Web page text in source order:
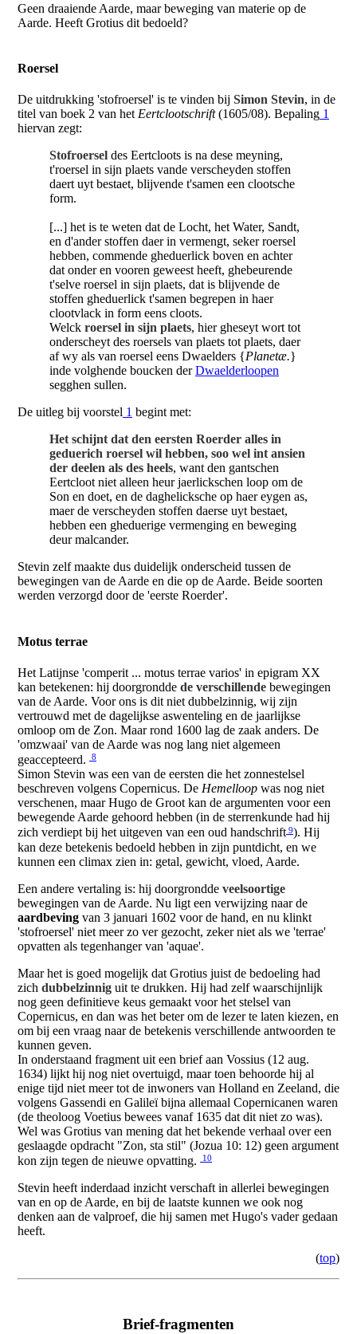
Geen draaiende Aarde, maar beweging van materie op de
Aarde. Heeft Grotius dit bedoeld?
Roersel
De uitdrukking 'stofroersel' is te vinden bij Simon Stevin, in de
titel van boek 2 van het Eertclootschrift(1605/08). Bepaling 1
hiervan zegt:
Stofroersel des Eertcloots is na dese meyning,
t'roersel in sijn plaets vande verscheyden stoffen
daert uyt bestaet, blijvende t'samen een clootsche
form.
[...] het is te weten dat de Locht, het Water, Sandt,
en d'ander stoffen daer in vermengt, seker roersel
hebben, commende gheduerlick boven en achter
dat onder en vooren geweest heeft, ghebeurende
t'selve roersel in sijn plaets, dat is blijvende de
stoffen gheduerlick t'samen begrepen in haer
clootvlack in form eens cloots.
Welck roersel in sijn plaets, hier gheseyt wort tot
onderscheyt des roersels van plaets tot plaets, daer
af wy als van roersel eens Dwaelders {Planetæ.}
inde volghende boucken derDwaelderloopen
segghen sullen.
De uitleg bij voorstel 1 begint met:
Het schijnt dat den eersten Roerder alles in
geduerich roersel wil hebben, soo wel int ansien
der deelen als des heels, want den gantschen
Eertcloot niet alleen heur jaerlickschen loop om de
Son en doet, en de daghelicksche op haer eygen as,
maer de verscheyden stoffen daerse uyt bestaet,
hebben een gheduerige vermenging en beweging
deur malcander.
Stevin zelf maakte dus duidelijk onderscheid tussen de
bewegingen van de Aarde en die op de Aarde. Beide soorten
werden verzorgd door de 'eerste Roerder'.
Motus terrae
Het Latijnse 'comperit ... motus terrae varios' in epigram XX
kan betekenen: hij doorgrondde de verschillende bewegingen
van de Aarde. Voor ons is dit niet dubbelzinnig, wij zijn
vertrouwd met de dagelijkse aswenteling en de jaarlijkse
omloop om de Zon. Maar rond 1600 lag de zaak anders. De
'omzwaai' van de Aarde was nog lang niet algemeen
geaccepteerd.
8
Simon Stevin was een van de eersten die het zonnestelsel
beschreven volgens Copernicus. De Hemelloop was nog niet
verschenen, maar Hugo de Groot kan de argumenten voor een
bewegende Aarde gehoord hebben (in de sterrenkunde had hij
zich verdiept bij het uitgeven van een oud handschrift 9). Hij
kan deze betekenis bedoeld hebben in zijn puntdicht, en we
kunnen een climax zien in: getal, gewicht, vloed, Aarde.
Een andere vertaling is: hij doorgrondde veelsoortige
bewegingen van de Aarde. Nu ligt een verwijzing naar de
aardbeving van 3 januari 1602 voor de hand, en nu klinkt
'stofroersel' niet meer zo ver gezocht, zeker niet als we 'terrae'
opvatten als tegenhanger van 'aquae'.
Maar het is goed mogelijk dat Grotius juist de bedoeling had
zich dubbelzinnig uit te drukken. Hij had zelf waarschijnlijk
nog geen definitieve keus gemaakt voor het stelsel van
Copernicus, en dan was het beter om de lezer te laten kiezen, en
om bij een vraag naar de betekenis verschillende antwoorden te
kunnen geven.
In onderstaand fragment uit een brief aan Vossius (12 aug.
1634) lijkt hij nog niet overtuigd, maar toen behoorde hij al
enige tijd niet meer tot de inwoners van Holland en Zeeland, die
volgens Gassendi en Galileï bijna allemaal Copernicanen waren
(de theoloog Voetius bewees vanaf 1635 dat dit niet zo was).
Wel was Grotius van mening dat het bekende verhaal over een
geslaagde opdracht "Zon, sta stil" (Jozua 10: 12) geen argument
kon zijn tegen de nieuwe opvatting.
10
Stevin heeft inderdaad inzicht verschaft in allerlei bewegingen
van en op de Aarde, en bij de laatste kunnen we ook nog
denken aan de valproef, die hij samen met Hugo's vader gedaan
heeft.
(top)
Brief-fragmenten